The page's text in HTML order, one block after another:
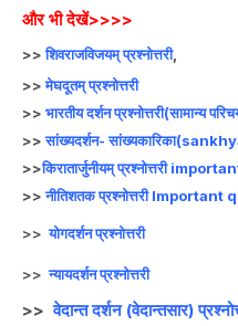
और भी देखें>>>>
>>शिवराजविजयम् प्रश्नोत्तरी,
>>मेघदूतम् प्रश्नोत्तरी
>> भारतीय दर्शन प्रश्नोत्तरी(सामान्य
>>सांख्यदर्शन-
>>किरातार्जुनीयम् प्रश्नोत्तरी
>>नीतिशतक प्रश्नोत्तरी
>>योगदर्शन प्रश्नोत्तरी
>>न्यायदर्शन प्रश्नोत्तरी
>>वेदान्त दर्शन (वेदान्तसार)